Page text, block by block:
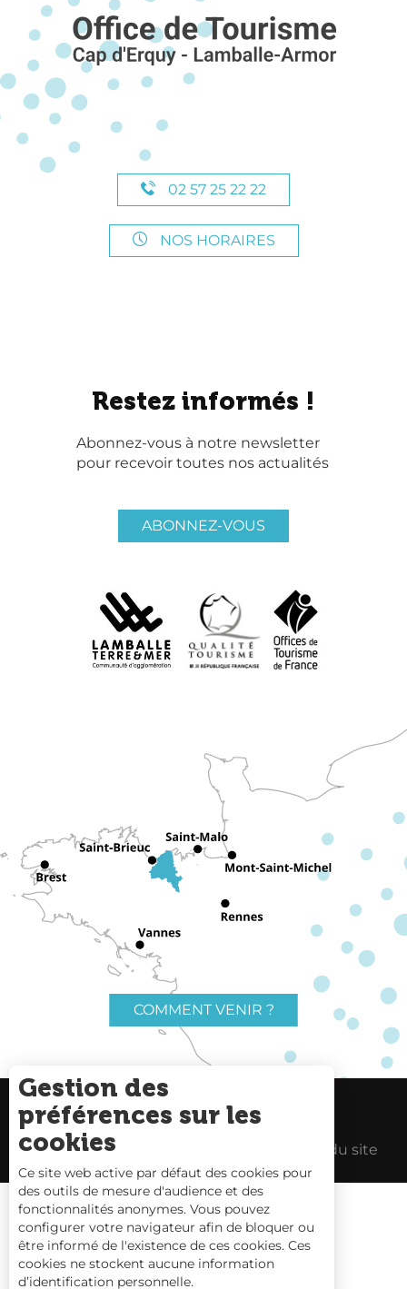
02 57 25 22 22
NOS HORAIRES
Restez informés !
Abonnez-vous à notre newsletter
pour recevoir toutes nos actualités
ABONNEZ-VOUS
COMMENT VENIR ?
Charte du voyageur Liens utiles
Espace Pro Plan du site
Carte interactive
Gestion des
préférences sur les
cookies
Ce site web active par défaut des cookies pour
des outils de mesure d'audience et des
fonctionnalités anonymes. Vous pouvez
configurer votre navigateur afin de bloquer ou
être informé de l'existence de ces cookies. Ces
cookies ne stockent aucune information
d’identification personnelle.